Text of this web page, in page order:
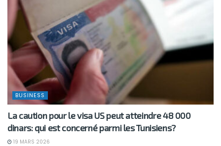
BUSINESS
La caution pour le visa US peut atteindre 48 000
dinars: qui est concerné parmi les Tunisiens?
19 MARS 2026